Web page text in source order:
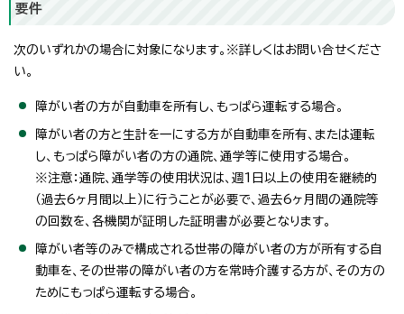
要件
次のいずれかの場合に対象になります。※詳しくはお問い合せくださ
い。
障がい者の方が自動車を所有し、もっぱら運転する場合。
障がい者の方と生計を一にする方が自動車を所有、または運転
し、もっぱら障がい者の方の通院、通学等に使用する場合。
※注意：通院、通学等の使用状況は、週1日以上の使用を継続的
（過去6ヶ月間以上）に行うことが必要で、過去6ヶ月間の通院等
の回数を、各機関が証明した証明書が必要となります。
障がい者等のみで構成される世帯の障がい者の方が所有する自
動車を、その世帯の障がい者の方を常時介護する方が、その方の
ためにもっぱら運転する場合。